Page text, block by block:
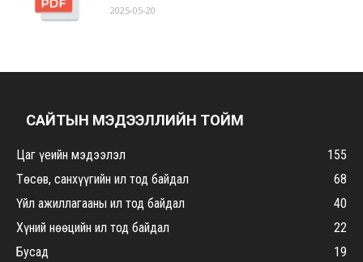
2025-05-20
САЙТЫН МЭДЭЭЛЛИЙН ТОЙМ
Цаг үеийн мэдээлэл
155
Төсөв, санхүүгийн ил тод байдал
68
Үйл ажиллагааны ил тод байдал
40
Хүний нөөцийн ил тод байдал
22
Бусад
19